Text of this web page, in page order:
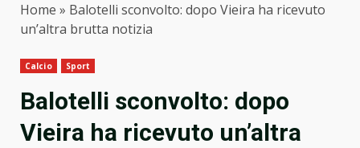
Home » Balotelli sconvolto: dopo Vieira ha ricevuto
un’altra brutta notizia
Calcio Sport
Balotelli sconvolto: dopo
Vieira ha ricevuto un’altra